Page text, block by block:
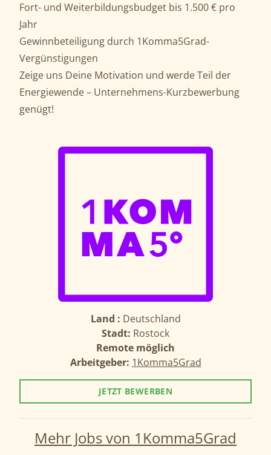
Fort- und Weiterbildungsbudget bis 1.500 € pro
Jahr
Gewinnbeteiligung durch 1Komma5Grad-
Vergünstigungen
Zeige uns Deine Motivation und werde Teil der
Energiewende – Unternehmens-Kurzbewerbung
genügt!
Land : Deutschland
Stadt: Rostock
Remote möglich
Arbeitgeber: 1Komma5Grad
JETZT BEWERBEN
Mehr Jobs von 1Komma5Grad